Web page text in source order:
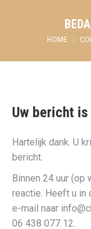
Je bent
HOME
Uw bericht
Hartelijk dank. U
bericht.
Binnen 24 uur (op
reactie. Heeft u in
e-mail naar
06 438 077 12.